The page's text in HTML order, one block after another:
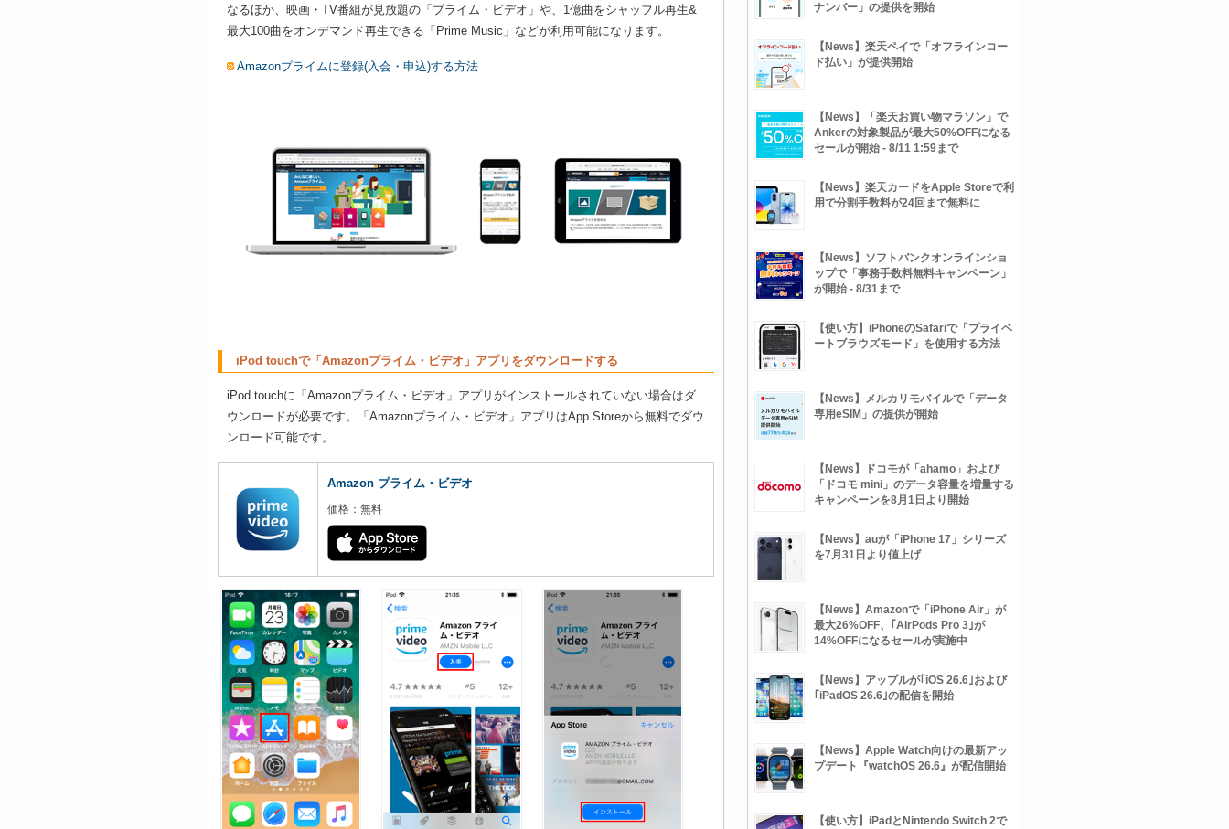
なるほか、映画・TV番組が見放題の「プライム・ビデオ」や、1億曲をシャッフル再生&
最大100曲をオンデマンド再生できる「Prime Music」などが利用可能になります。
Amazonプライムに登録(入会・申込)する方法
iPod touchで「Amazonプライム・ビデオ」アプリをダウンロードする
iPod touchに「Amazonプライム・ビデオ」アプリがインストールされていない場合はダ
ウンロードが必要です。「Amazonプライム・ビデオ」アプリはApp Storeから無料でダウ
ンロード可能です。
Amazon プライム・ビデオ
価格：無料
ナンバー」の提供を開始
【News】楽天ペイで「オフラインコー
ド払い」が提供開始
【News】「楽天お買い物マラソン」で
Ankerの対象製品が最大50%OFFになる
セールが開始 - 8/11 1:59まで
【News】楽天カードをApple Storeで利
用で分割手数料が24回まで無料に
【News】ソフトバンクオンラインショ
ップで「事務手数料無料キャンペーン」
が開始 - 8/31まで
【使い方】iPhoneのSafariで「プライベ
ートブラウズモード」を使用する方法
【News】メルカリモバイルで「データ
専用eSIM」の提供が開始
【News】ドコモが「ahamo」および
「ドコモ mini」のデータ容量を増量する
キャンペーンを8月1日より開始
【News】auが「iPhone 17」シリーズ
を7月31日より値上げ
【News】Amazonで「iPhone Air」が
最大26%OFF、｢AirPods Pro 3｣が
14%OFFになるセールが実施中
【News】アップルが｢iOS 26.6｣および
｢iPadOS 26.6｣の配信を開始
【News】Apple Watch向けの最新アッ
プデート『watchOS 26.6』が配信開始
【使い方】iPadとNintendo Switch 2で